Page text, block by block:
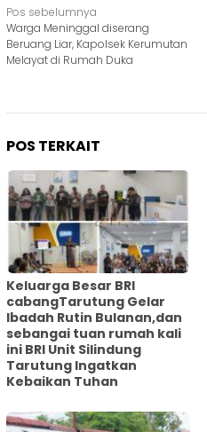
Navigasi
pos
Pos sebelumnya
Warga Meninggal diserang
Beruang Liar, Kapolsek Kerumutan
Melayat di Rumah Duka
POS TERKAIT
Keluarga Besar BRI
cabangTarutung Gelar
Ibadah Rutin Bulanan,dan
sebangai tuan rumah kali
ini BRI Unit Silindung
Tarutung Ingatkan
Kebaikan Tuhan